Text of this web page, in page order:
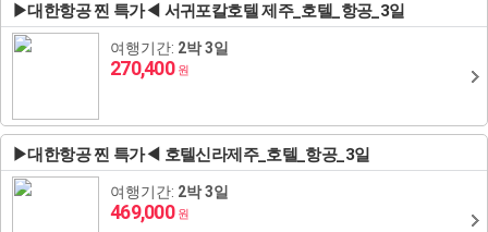
치앙마이
쿠알라룸푸르
다낭
나트랑
푸꾸옥
하노이/하롱베이
인도네시아
발리
필리핀
세부
보홀
씨엠립(앙코르왓)
라오스
방비엥
대만
오사카/교토/고베/나라
오키나와
벳부/유후인
삿포로/후라노/비에이
아키타/센다이
시드니/골드코스트
멜버른
뉴질랜드
유럽/아프리카 이탈리아
프랑스
벨기에/네덜란드/룩셈부르크
체코
헝가리
북유럽일주
크로아티아
라트비아
리투아니아
조지아
아르메니아
스페인
미주/하와이/알래스카
뉴욕/보스톤/워싱턴D.C
캐나다
남미(브라질/칠레/아르헨티나)
알래스카
아시아
장가계
백두산
북경
사천성(성도/구채구)
ZEUS(하이엔드)
▶대한항공 찐 특가◀ 서귀포칼호텔 제주_호텔_항공_3일
여행기간: 2박 3일
270,400 원
▶대한항공 찐 특가◀ 호텔신라제주_호텔_항공_3일
여행기간: 2박 3일
469,000 원